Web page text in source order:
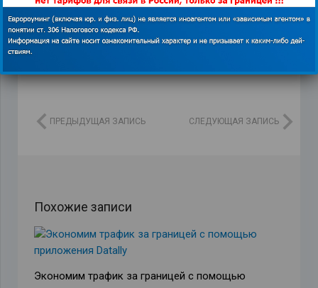
ПРЕДЫДУЩАЯ ЗАПИСЬ СЛЕДУЮЩАЯ ЗАПИСЬ
Похожие записи
Экономим трафик за границей с помощью